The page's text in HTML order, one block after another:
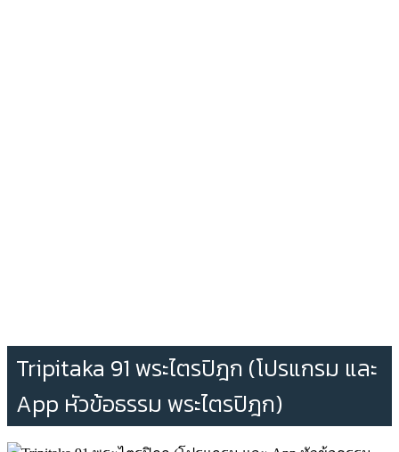
Tripitaka 91 พระไตรปิฎก (โปรแกรม และ
App หัวข้อธรรม พระไตรปิฎก)